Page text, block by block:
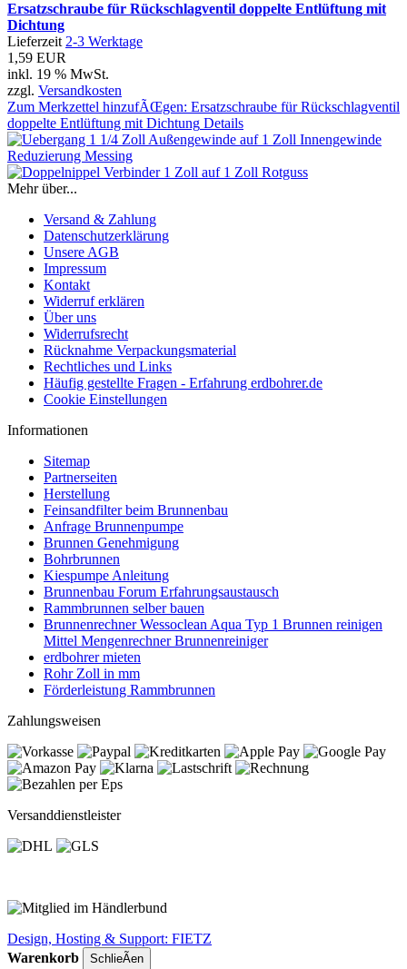
Ersatzschraube für Rückschlagventil doppelte Entlüftung mit
Dichtung
Lieferzeit2-3 Werktage
1,59 EUR
inkl. 19 % MwSt.
zzgl. Versandkosten
Zum Merkzettel hinzufÃŒgen: Ersatzschraube für Rückschlagventil
doppelte Entlüftung mit Dichtung Details
Mehr über...
Versand & Zahlung
Datenschutzerklärung
Unsere AGB
Impressum
Kontakt
Widerruf erklären
Über uns
Widerrufsrecht
Rücknahme Verpackungsmaterial
Rechtliches und Links
Häufig gestellte Fragen - Erfahrung erdbohrer.de
Cookie Einstellungen
Informationen
Sitemap
Partnerseiten
Herstellung
Feinsandfilter beim Brunnenbau
Anfrage Brunnenpumpe
Brunnen Genehmigung
Bohrbrunnen
Kiespumpe Anleitung
Brunnenbau Forum Erfahrungsaustausch
Rammbrunnen selber bauen
Brunnenrechner Wessoclean Aqua Typ 1 Brunnen reinigen
Mittel Mengenrechner Brunnenreiniger
erdbohrer mieten
Rohr Zoll in mm
Förderleistung Rammbrunnen
Zahlungsweisen
Versanddienstleister
Design, Hosting & Support: FIETZ
Warenkorb
SchlieÃen